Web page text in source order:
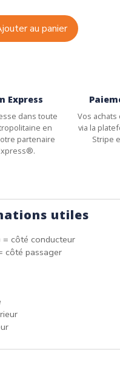
au panier
Express
dans toute
en
partenaire
Vos
via la
Stripe
utiles
= côté conducteur
côté passager